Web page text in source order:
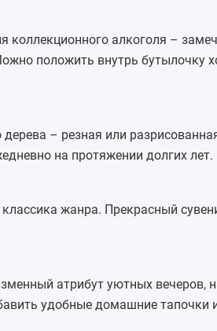
коллекционного алкоголя –
положить внутрь бутылочку
дерева – резная или
на протяжении долгих лет.
жанра. Прекрасный
атрибут уютных вечеров,
удобные домашние тапочки